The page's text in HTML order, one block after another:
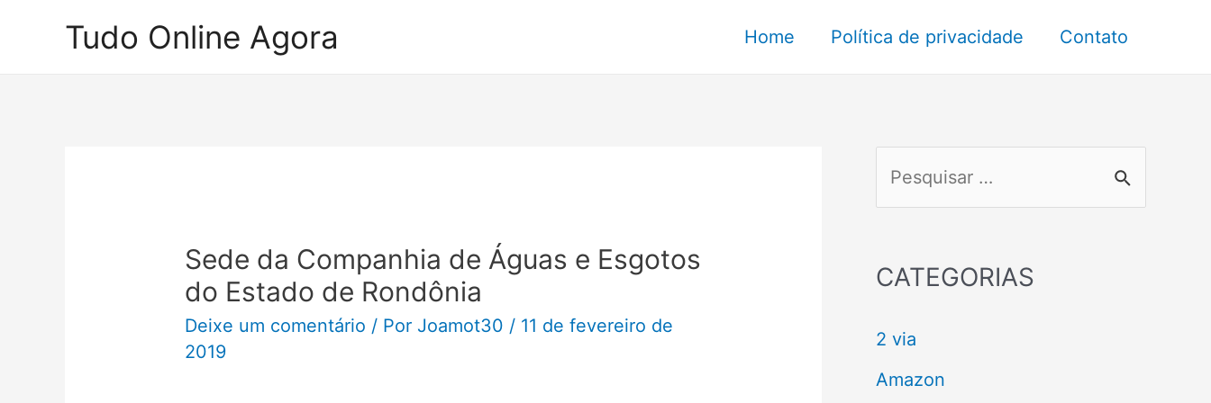
Tudo Online Agora Home Política de privacidade Contato
Sede da Companhia de Águas e Esgotos
do Estado de Rondônia
Deixe um comentário / Por Joamot30 / 11 de fevereiro de
2019
q
i
s
CATEGORIAS
2 via
Amazon